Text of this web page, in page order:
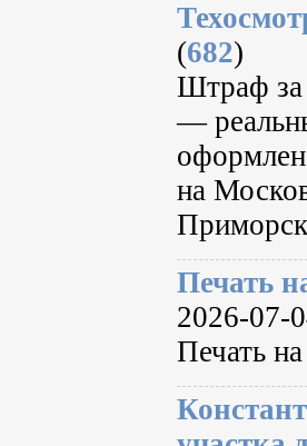
(682)
Штраф за
—
на
Печать
2026-07-
Печать